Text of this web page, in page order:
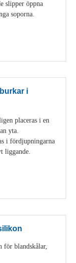
slipper öppna
soporna.
i
placeras i en
yta.
i fördjupningarna
liggande.
för blandskålar,